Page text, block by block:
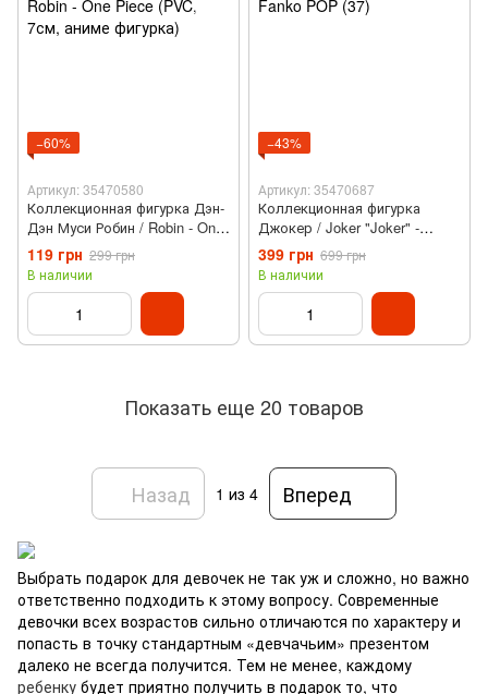
−60%
Артикул: 35470580
Коллекционная фигурка Дэн-
Дэн Муси Робин / Robin - One
Piece (PVC, 7см, аниме
фигурка)
119 грн 299 грн
В наличии
−43%
Артикул: 35470687
Коллекционная фигурка
Джокер / Joker "Joker" -
Fanko POP (37)
399 грн 699 грн
В наличии
Показать еще 20 товаров
Назад 1 из 4 Вперед
Выбрать подарок для девочек не так уж и сложно, но важно
ответственно подходить к этому вопросу. Современные
девочки всех возрастов сильно отличаются по характеру и
попасть в точку стандартным «девчачьим» презентом
далеко не всегда получится. Тем не менее, каждому
ребенку будет приятно получить в подарок то, что